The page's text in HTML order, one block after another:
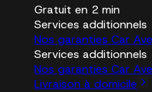
Gratuit en 2 min
Services additionnels
Nos garanties Car
Services additionnels
Nos garanties Car
Livraison à domicile